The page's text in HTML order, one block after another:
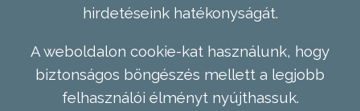
hirdetéseink hatékonyságát.
A weboldalon cookie-kat használunk, hogy
biztonságos böngészés mellett a legjobb
felhasználói élményt nyújthassuk.